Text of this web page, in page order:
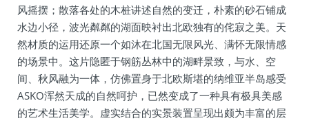
风摇摆；散落各处的木桩讲述自然的变迁，朴素的砂石铺成
水边小径，波光粼粼的湖面映衬出北欧独有的侘寂之美。天
然材质的运用还原一个如沐在北国无限风光、满怀无限情感
的场景中。这片隐匿于钢筋丛林中的湖畔景致，与水、空
间、秋风融为一体，仿佛置身于北欧斯堪的纳维亚半岛感受
ASKO浑然天成的自然呵护，已然变成了一种具有极具美感
的艺术生活美学。虚实结合的实景装置呈现出颇为丰富的层